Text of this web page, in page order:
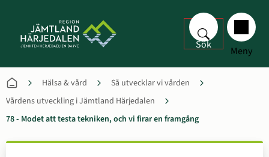
Sök Meny
Hälsa & vård
Så utvecklar vi vården
Vårdens utveckling i Jämtland Härjedalen
78 - Modet att testa tekniken, och vi firar en framgång